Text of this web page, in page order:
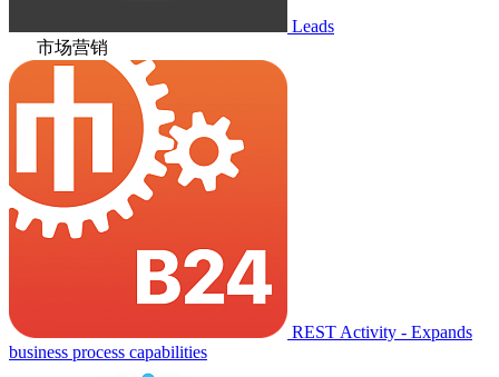
Leads
市场营销
REST Activity - Expands
business process capabilities